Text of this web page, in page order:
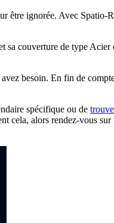
être ignorée. Avec Spatio-
sa couverture de type Acier
besoin. En fin de
spécifique ou de
cela, alors rendez-vous